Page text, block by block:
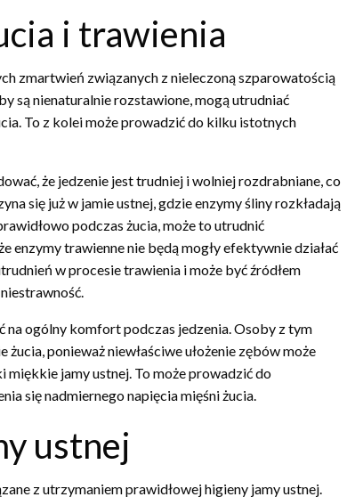
i trawienia
zmartwień związanych z nieleczoną szparowatością
są nienaturalnie rozstawione, mogą utrudniać
To z kolei może prowadzić do kilku istotnych
że jedzenie jest trudniej i wolniej rozdrabniane, co
się już w jamie ustnej, gdzie enzymy śliny rozkładają
podczas żucia, może to utrudnić
enzymy trawienne nie będą mogły efektywnie działać
w procesie trawienia i może być źródłem
na ogólny komfort podczas jedzenia. Osoby z tym
ponieważ niewłaściwe ułożenie zębów może
jamy ustnej. To może prowadzić do
się nadmiernego napięcia mięśni żucia.
ustnej
z utrzymaniem prawidłowej higieny jamy ustnej.